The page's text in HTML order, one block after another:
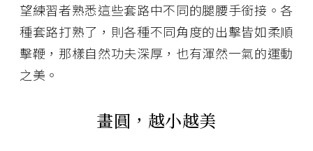
望練習者熟悉這些套路中不同的腿腰手銜接。各
種套路打熟了，則各種不同角度的出擊皆如柔順
擊鞭，那樣自然功夫深厚，也有渾然一氣的運動
之美。
畫圓，越小越美